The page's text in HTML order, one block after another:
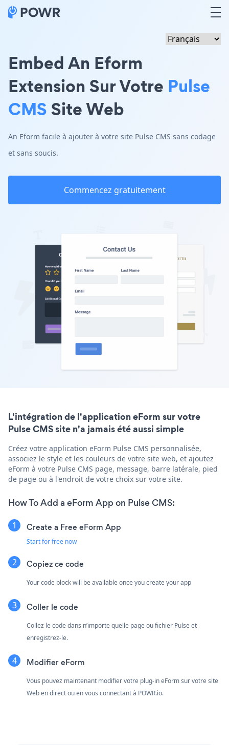
Embed An Eform
Extension Sur Votre Pulse
CMSSite Web
An Eform facile à ajouter à votre site Pulse CMS sans codage
et sans soucis.
Commencez gratuitement
L'intégration de l'application eForm sur votre
Pulse CMS site n'a jamais été aussi simple
Créez votre application eForm Pulse CMS personnalisée,
associez le style et les couleurs de votre site web, et ajoutez
eForm à votre Pulse CMS page, message, barre latérale, pied
de page ou à l'endroit de votre choix sur votre site.
How To Add a eForm App on Pulse CMS:
Create a Free eForm App
Start for free now
Copiez ce code
Your code block will be available once you create your app
Coller le code
Collez le code dans n’importe quelle page ou fichier Pulse et
enregistrez-le.
Modifier eForm
Vous pouvez maintenant modifier votre plug-in eForm sur votre site
Web en direct ou en vous connectant à POWR.io.